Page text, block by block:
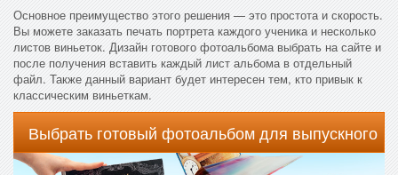
Основное преимущество этого решения — это простота и скорость.
Вы можете заказать печать портрета каждого ученика и несколько
листов виньеток. Дизайн готового фотоальбома выбрать на сайте и
после получения вставить каждый лист альбома в отдельный
файл. Также данный вариант будет интересен тем, кто привык к
классическим виньеткам.
Выбрать готовый фотоальбом для выпускного